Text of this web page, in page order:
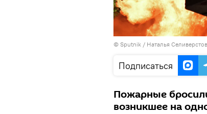
© Sputnik / Наталья
Подписаться
Пожарные
возникшее на